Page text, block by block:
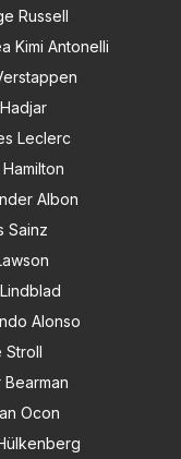
zo gek als de
intrede deed a
aantal van di
ook al jaren
geen vreemde
mensen. Er wo
Russell
Kimi Antonelli
Leclerc
Albon
Sainz
Alonso
Stroll
Bearman
Ocon